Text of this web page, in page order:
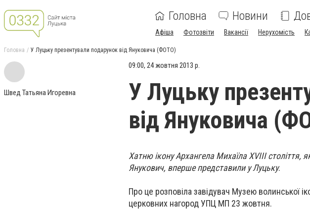
Головна Новини
Афіша Фотозвіти Вакансії Нерухомість
Головна У Луцьку презентували подарунок від Януковича (ФОТО)
Швед Татьяна Игоревна
09:00, 24 жовтня 2013 р.
У Луцьку
від Януковича
Хатню ікону Архангела Михаїла ХVІІІ
Янукович, вперше представили у Луцьку.
Про це розповіла завідувач Музею волинської
церковних нагород УПЦ МП 23 жовтня.